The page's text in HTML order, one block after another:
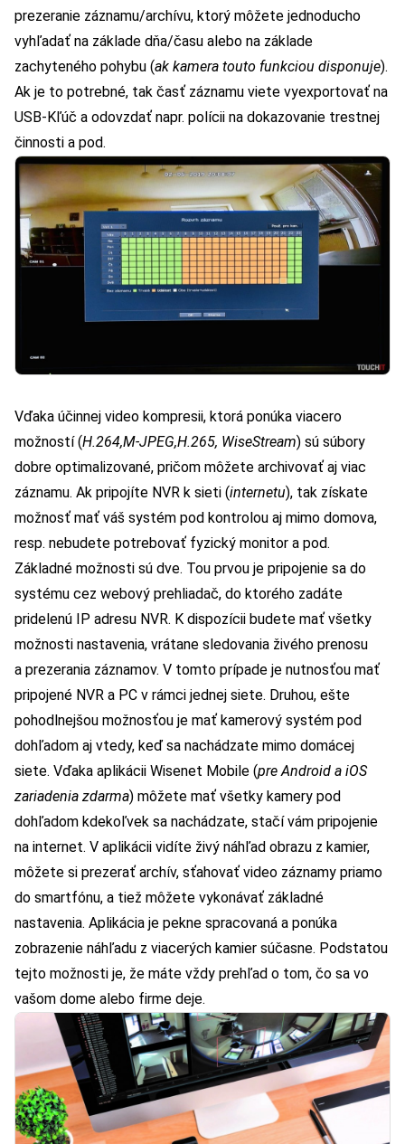
prezeranie záznamu/archívu, ktorý môžete jednoducho
vyhľadať na základe dňa/času alebo na základe
zachyteného pohybu (ak kamera touto funkciou disponuje).
Ak je to potrebné, tak časť záznamu viete vyexportovať na
USB-Kľúč a odovzdať napr. polícii na dokazovanie trestnej
činnosti a pod.
Vďaka účinnej video kompresii, ktorá ponúka viacero
možností (H.264,M-JPEG,H.265, WiseStream) sú súbory
dobre optimalizované, pričom môžete archivovať aj viac
záznamu. Ak pripojíte NVR k sieti (internetu), tak získate
možnosť mať váš systém pod kontrolou aj mimo domova,
resp. nebudete potrebovať fyzický monitor a pod.
Základné možnosti sú dve. Tou prvou je pripojenie sa do
systému cez webový prehliadač, do ktorého zadáte
pridelenú IP adresu NVR. K dispozícii budete mať všetky
možnosti nastavenia, vrátane sledovania živého prenosu
a prezerania záznamov. V tomto prípade je nutnosťou mať
pripojené NVR a PC v rámci jednej siete. Druhou, ešte
pohodlnejšou možnosťou je mať kamerový systém pod
dohľadom aj vtedy, keď sa nachádzate mimo domácej
siete. Vďaka aplikácii Wisenet Mobile (pre Android a iOS
zariadenia zdarma) môžete mať všetky kamery pod
dohľadom kdekoľvek sa nachádzate, stačí vám pripojenie
na internet. V aplikácii vidíte živý náhľad obrazu z kamier,
môžete si prezerať archív, sťahovať video záznamy priamo
do smartfónu, a tiež môžete vykonávať základné
nastavenia. Aplikácia je pekne spracovaná a ponúka
zobrazenie náhľadu z viacerých kamier súčasne. Podstatou
tejto možnosti je, že máte vždy prehľad o tom, čo sa vo
vašom dome alebo firme deje.